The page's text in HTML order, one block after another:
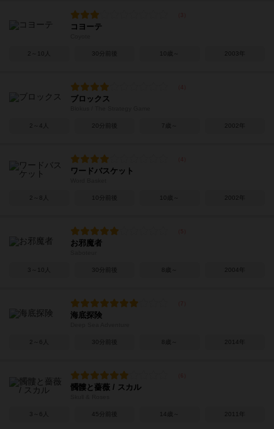
コヨーテ
2～10人 30分前後 10歳～ 2003年
ブロックス
2～4人 20分前後 7歳～ 2002年
ワードバスケット
2～8人 10分前後 10歳～ 2002年
お邪魔者
3～10人 30分前後 8歳～ 2004年
海底探険
2～6人 30分前後 8歳～ 2014年
髑髏と薔薇 / スカル
3～6人 45分前後 14歳～ 2011年